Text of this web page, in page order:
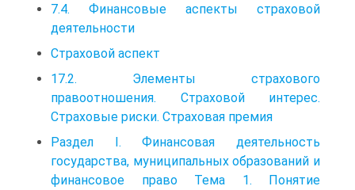
7.4. Финансовые аспекты страховой
деятельности
Страховой аспект
17.2. Элементы страхового
правоотношения. Страховой интерес.
Страховые риски. Страховая премия
Раздел I. Финансовая деятельность
государства, муниципальных образований и
финансовое право Тема 1. Понятие